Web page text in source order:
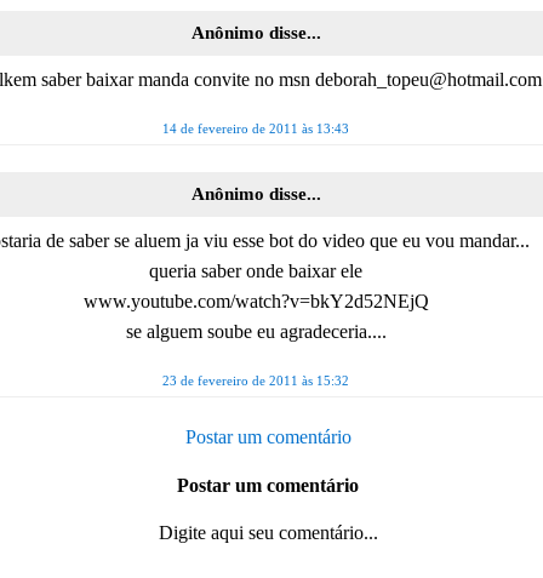
Anônimo disse...
saber baixar manda convite no msn deborah_topeu@hotmail.com
14 de fevereiro de 2011 às 13:43
Anônimo disse...
de saber se aluem ja viu esse bot do video que eu vou mandar...
queria saber onde baixar ele
www.youtube.com/watch?v=bkY2d52NEjQ
se alguem soube eu agradeceria....
23 de fevereiro de 2011 às 15:32
Postar um comentário
Postar um comentário
Digite aqui seu comentário...